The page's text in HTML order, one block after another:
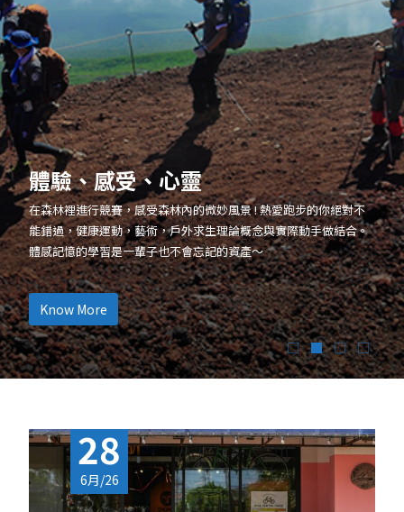
體驗、感受、心靈
在森林裡進行競賽，感受森林內的微妙風景 ! 熱愛跑步的你絕對不
能錯過，健康運動，藝術，戶外求生理論概念與實際動手做結合。
體感記憶的學習是一輩子也不會忘記的資產～
Know More
28
6月/26